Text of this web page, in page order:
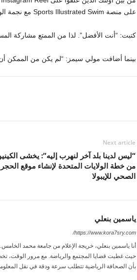
على منصة Sports Illustrated Swim مع نجمة الواقع.
كتبت: “أنت الأفضل”. لذا من الممتع مشاركة
بينما أضافت مولي سيمز: “لم يكن من الممكن
Next article
“ليس لدينا بلد آخر لنهرب إليه”: يخشى
من خطة الولايات المتحدة لإنشاء موقع الحجر
الصحي للإيبولا
ياسمين بنعلي
https://www.kora7sry.com/
حيث غطيت قضايا المجتمع والرياضة. مع مرور الوقت،
بأن الصحافة الرياضية تتطلب سرعة ودقة في نقل